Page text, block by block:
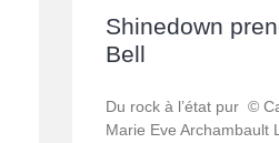
Shinedown
Bell
Du rock à l’état pur ©
Marie Eve Archambault